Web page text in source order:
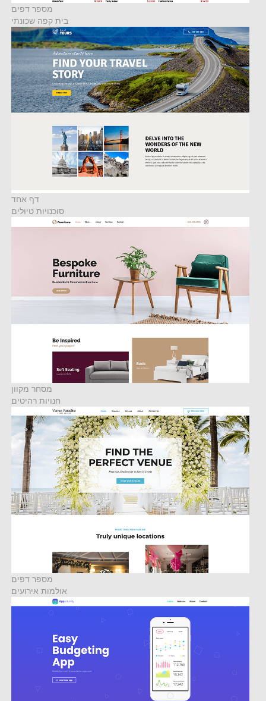
מספר דפים
בית קפה שכונתי
דף אחד
סוכנויות טיולים
מסחר מקוון
חנויות רהיטים
מספר דפים
אולמות אירועים